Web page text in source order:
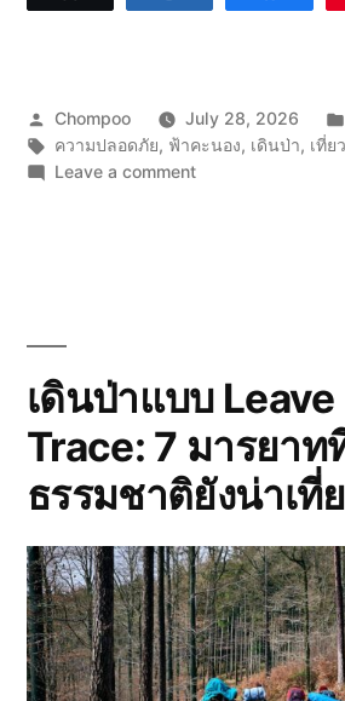
Posted
by
Chompoo July 28, 2026
Tags:
ความปลอดภัย, ฟ้าคะนอง, เดินป่า, เที่ย
Leave a commenton
ลด
ความ
เสี่ยง
พายุ
ฝน
ฟ้า
คะนอง
บน
เส้น
ทาง
ธรรมชาติ
เดินป่าแบบ Leave
Trace: 7 มารยาท
ธรรมชาติยังน่าเที่